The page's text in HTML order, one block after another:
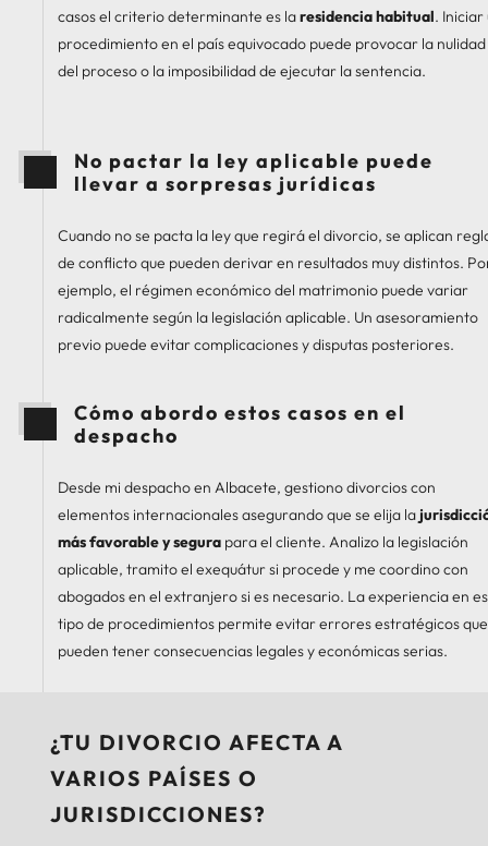
casos el criterio determinante es laresidencia habitual. Iniciar
procedimiento en el país equivocado puede provocar la nulidad
del proceso o la imposibilidad de ejecutar la sentencia.
No pactar la ley aplicable puede
llevar a sorpresas jurídicas
Cuando no se pacta la ley que regirá el divorcio, se aplican
de conflicto que pueden derivar en resultados muy distintos.
ejemplo, el régimen económico del matrimonio puede variar
radicalmente según la legislación aplicable. Un asesoramiento
previo puede evitar complicaciones y disputas posteriores.
Cómo abordo estos casos en el
despacho
Desde mi despacho en Albacete, gestiono divorcios con
elementos internacionales asegurando que se elija la
más favorable y segurapara el cliente. Analizo la legislación
aplicable, tramito el exequátur si procede y me coordino con
abogados en el extranjero si es necesario. La experiencia en
tipo de procedimientos permite evitar errores estratégicos que
pueden tener consecuencias legales y económicas serias.
¿TU DIVORCIO AFECTA A
VARIOS PAÍSES O
JURISDICCIONES?